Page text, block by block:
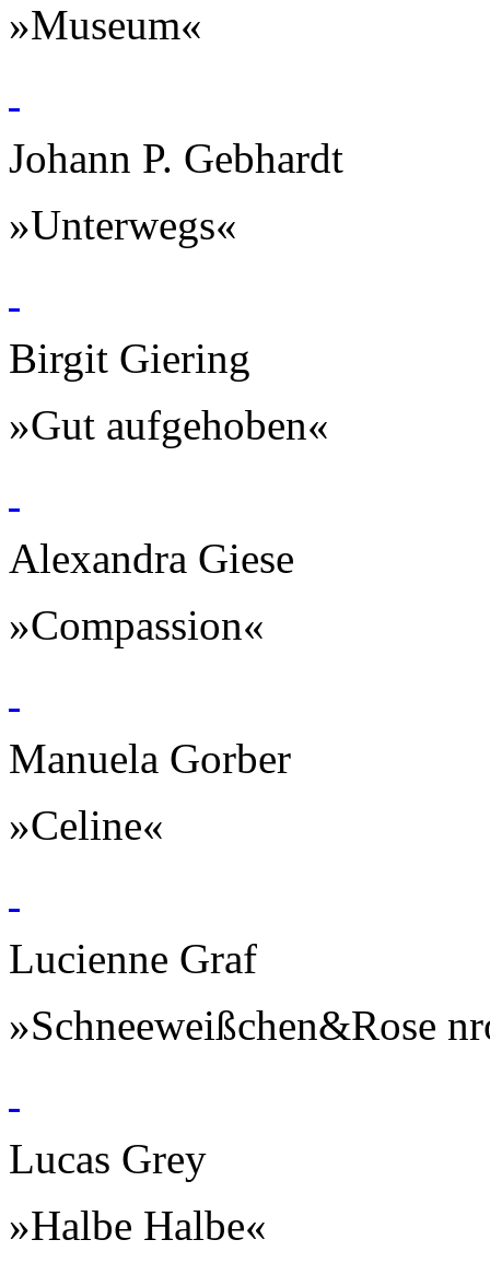
»Museum«
Johann P. Gebhardt
»Unterwegs«
Birgit Giering
»Gut aufgehoben«
Alexandra Giese
»Compassion«
Manuela Gorber
»Celine«
Lucienne Graf
»Schneeweißchen&Rose
Lucas Grey
»Halbe Halbe«